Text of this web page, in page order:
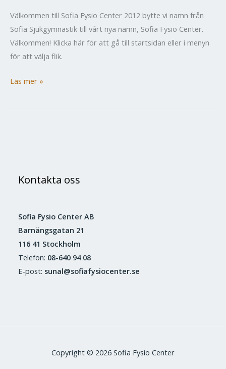
Välkommen till Sofia Fysio Center 2012 bytte vi namn från
Sofia Sjukgymnastik till vårt nya namn, Sofia Fysio Center.
Välkommen! Klicka här för att gå till startsidan eller i menyn
för att välja flik.
Välkommen
Läs mer »
Kontakta oss
Sofia Fysio Center AB
Barnängsgatan 21
116 41 Stockholm
Telefon: 08-640 94 08
E-post: sunal@sofiafysiocenter.se
Copyright © 2026 Sofia Fysio Center